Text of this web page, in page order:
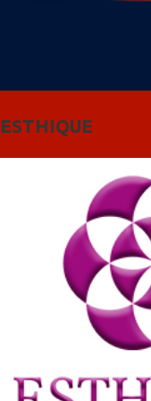
ESTHIQUE